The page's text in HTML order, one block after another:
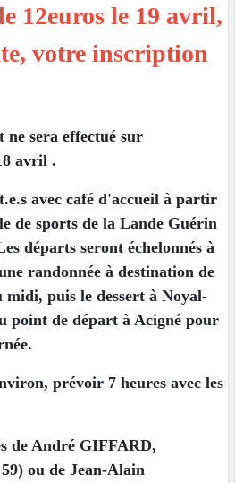
12euros le 19 avril,
votre inscription
ne sera effectué sur
avril .
avec café d'accueil à partir
de sports de la Lande Guérin
départs seront échelonnés à
randonnée à destination de
midi, puis le dessert à Noyal-
point de départ à Acigné pour
prévoir 7 heures avec les
de André GIFFARD,
ou de Jean-Alain